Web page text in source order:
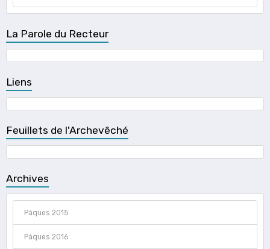
La Parole du Recteur
Liens
Feuillets de l'Archevêché
Archives
Pâques 2015
Pâques 2016